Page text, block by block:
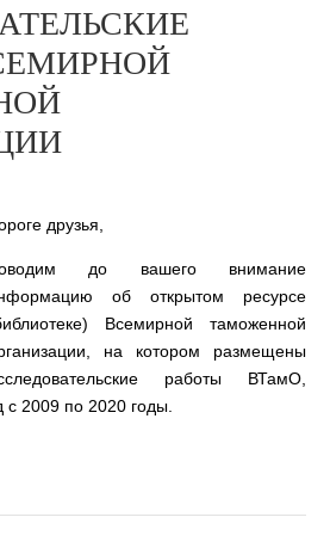
друзья,
до вашего внимание
об открытом ресурсе
Всемирной таможенной
на котором размещены
работы ВТамО,
2009 по 2020 годы.